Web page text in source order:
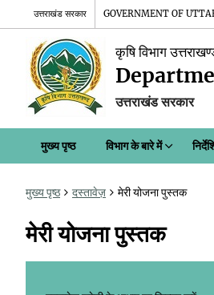
उत्तराखंड सरकार GOVERNMENT OF
कृषि विभाग
उत्तराखंड सरकार
मुख्य पृष्ठ विभाग के बारे में
मुख्य पृष्ठ दस्तावेज़ मेरी योजना पुस्तक
मेरी योजना पुस्तक